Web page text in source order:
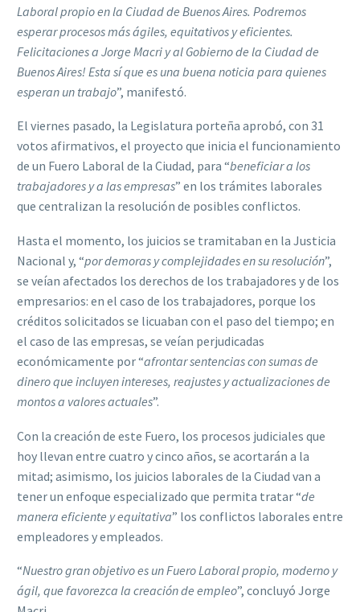
Laboral propio en la Ciudad de Buenos Aires. Podremos
esperar procesos más ágiles, equitativos y eficientes.
Felicitaciones a Jorge Macri y al Gobierno de la Ciudad de
Buenos Aires! Esta sí que es una buena noticia para quienes
esperan un trabajo”, manifestó.
El viernes pasado, la Legislatura porteña aprobó, con 31
votos afirmativos, el proyecto que inicia el funcionamiento
de un Fuero Laboral de la Ciudad, para “beneficiar a los
trabajadores y a las empresas” en los trámites laborales
que centralizan la resolución de posibles conflictos.
Hasta el momento, los juicios se tramitaban en la Justicia
Nacional y, “por demoras y complejidades en su resolución”,
se veían afectados los derechos de los trabajadores y de los
empresarios: en el caso de los trabajadores, porque los
créditos solicitados se licuaban con el paso del tiempo; en
el caso de las empresas, se veían perjudicadas
económicamente por “afrontar sentencias con sumas de
dinero que incluyen intereses, reajustes y actualizaciones de
montos a valores actuales”.
Con la creación de este Fuero, los procesos judiciales que
hoy llevan entre cuatro y cinco años, se acortarán a la
mitad; asimismo, los juicios laborales de la Ciudad van a
tener un enfoque especializado que permita tratar “de
manera eficiente y equitativa” los conflictos laborales entre
empleadores y empleados.
“Nuestro gran objetivo es un Fuero Laboral propio, moderno y
ágil, que favorezca la creación de empleo”, concluyó Jorge